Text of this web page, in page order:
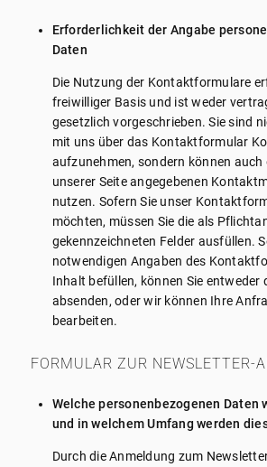
Erforderlichkeit der Angabe
Daten
Die Nutzung der Kontaktformulare
freiwilliger Basis und ist weder
gesetzlich vorgeschrieben. Sie sind
mit uns über das Kontaktformular
aufzunehmen, sondern können
unserer Seite angegebenen
nutzen. Sofern Sie unser
möchten, müssen Sie die als
gekennzeichneten Felder ausfüllen.
notwendigen Angaben des
Inhalt befüllen, können Sie entweder
absenden, oder wir können Ihre
bearbeiten.
FORMULAR ZUR NEWSLETTER-
Welche personenbezogenen Daten
und in welchem Umfang werden
Durch die Anmeldung zum